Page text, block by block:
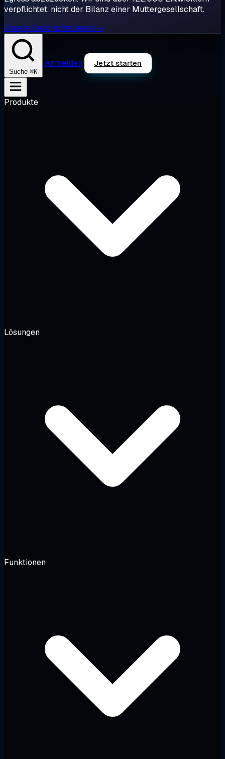
verpflichtet, nicht der Bilanz einer Muttergesellschaft.
Unsere Geschichte lesen →
Suche ⌘K
Anmelden Jetzt starten
Produkte
Lösungen
Funktionen